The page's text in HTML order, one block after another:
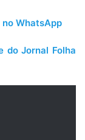
WhatsApp
do Jornal Folha